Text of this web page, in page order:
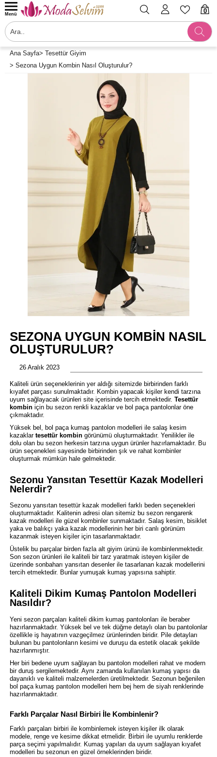
0
Menü
Ana Sayfa> Tesettür Giyim
> Sezona Uygun Kombin Nasıl Oluşturulur?
SEZONA UYGUN KOMBIN NASIL
OLUŞTURULUR?
26 Aralık 2023
Kaliteli ürün seçeneklerinin yer aldığı sitemizde birbirinden farklı
kıyafet parçası sunulmaktadır. Kombin yapacak kişiler kendi tarzına
uyum sağlayacak ürünleri site içerisinde tercih etmektedir. Tesettür
kombin için bu sezon renkli kazaklar ve bol paça pantolonlar öne
çıkmaktadır.
Yüksek bel, bol paça kumaş pantolon modelleri ile salaş kesim
kazaklar tesettür kombin görünümü oluşturmaktadır. Yenilikler ile
dolu olan bu sezon herkesin tarzına uygun ürünler hazırlamaktadır. Bu
ürün seçenekleri sayesinde birbirinden şık ve rahat kombinler
oluşturmak mümkün hale gelmektedir.
Sezonu Yansıtan Tesettür Kazak Modelleri
Nelerdir?
Sezonu yansıtan tesettür kazak modelleri farklı beden seçenekleri
oluşturmaktadır. Kalitenin adresi olan sitemiz bu sezon rengarenk
kazak modelleri ile güzel kombinler sunmaktadır. Salaş kesim, bisiklet
yaka ve balıkçı yaka kazak modellerinin her biri canlı görünüm
kazanmak isteyen kişiler için tasarlanmaktadır.
Üstelik bu parçalar birden fazla alt giyim ürünü ile kombinlenmektedir.
Son sezon ürünleri ile kaliteli bir tarz yaratmak isteyen kişiler de
üzerinde sonbaharı yansıtan desenler ile tasarlanan kazak modellerini
tercih etmektedir. Bunlar yumuşak kumaş yapısına sahiptir.
Kaliteli Dikim Kumaş Pantolon Modelleri
Nasıldır?
Yeni sezon parçaları kaliteli dikim kumaş pantolonları ile beraber
hazırlanmaktadır. Yüksek bel ve tek düğme detaylı olan bu pantolonlar
özellikle iş hayatının vazgeçilmez ürünlerinden biridir. Pile detayları
bulunan bu pantolonların kesimi ve duruşu da estetik olacak şekilde
hazırlanmıştır.
Her biri bedene uyum sağlayan bu pantolon modelleri rahat ve modern
bir duruş sergilemektedir. Aynı zamanda kullanılan kumaş yapısı da
dayanıklı ve kaliteli malzemelerden üretilmektedir. Sezonun beğenilen
bol paça kumaş pantolon modelleri hem bej hem de siyah renklerinde
hazırlanmaktadır.
Farklı Parçalar Nasıl Birbiri İle Kombinlenir?
Farklı parçaları birbiri ile kombinlemek isteyen kişiler ilk olarak
modele, renge ve kesime dikkat etmelidir. Birbiri ile uyumlu renklerde
parça seçimi yapılmalıdır. Kumaş yapıları da uyum sağlayan kıyafet
modelleri bu sezonun en güzel örneklerinden biridir.